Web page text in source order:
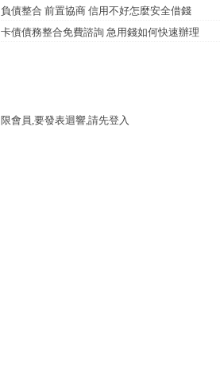
負債整合 前置協商 信用不好怎麼安全借錢
卡債債務整合免費諮詢 急用錢如何快速辦理
限會員,要發表迴響,請先登入